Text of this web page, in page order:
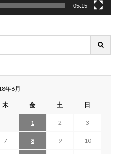
05:15
年6月
木 金 土 日
1 2 3
7 8 9 10